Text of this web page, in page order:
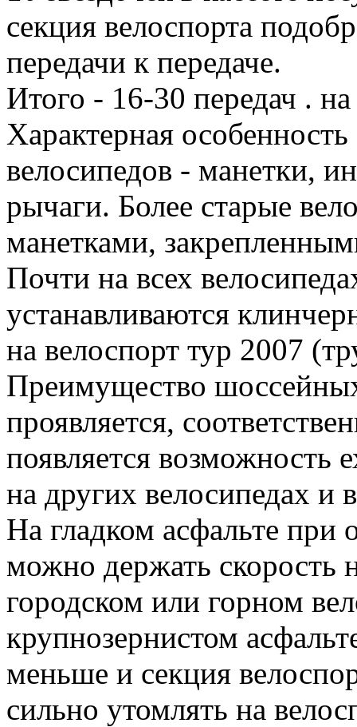
секция велоспорта
передачи к передаче.
Итого - 16-30 передач .
Характерная
велосипедов - манетки,
рычаги. Более старые
манетками,
Почти на всех
устанавливаются
на велоспорт тур 2007
Преимущество
проявляется,
появляется возможность
на других велосипедах и
На гладком асфальте при
можно держать
городском или горном
крупнозернистом
меньше и секция
сильно утомлять на